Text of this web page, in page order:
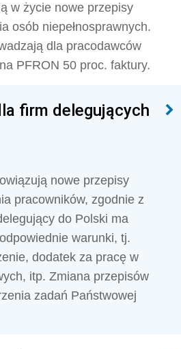
w życie nowe przepisy
osób niepełnosprawnych.
dla pracodawców
PFRON 50 proc. faktury.
firm delegujących
nowe przepisy
pracowników, zgodnie z
do Polski ma
warunki, tj.
dodatek za pracę w
itp. Zmiana przepisów
zadań Państwowej